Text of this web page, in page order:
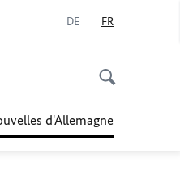
DE FR
d'Allemagne